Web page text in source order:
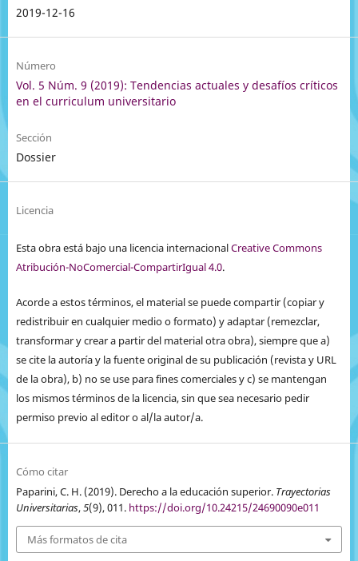
2019-12-16
Número
Vol. 5 Núm. 9 (2019): Tendencias actuales y desafíos críticos
en el curriculum universitario
Sección
Dossier
Licencia
Esta obra está bajo una licencia internacionalCreative Commons
Atribución-NoComercial-CompartirIgual 4.0.
Acorde a estos términos, el material se puede compartir (copiar y
redistribuir en cualquier medio o formato) y adaptar (remezclar,
transformar y crear a partir del material otra obra), siempre que a)
se cite la autoría y la fuente original de su publicación (revista y URL
de la obra), b) no se use para fines comerciales y c) se mantengan
los mismos términos de la licencia, sin que sea necesario pedir
permiso previo al editor o al/la autor/a.
Cómo citar
Paparini, C. H. (2019). Derecho a la educación superior. Trayectorias
Universitarias,5(9), 011. https://doi.org/10.24215/24690090e011
Más formatos de cita